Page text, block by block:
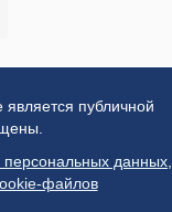
публичной
персональных данных
файлов